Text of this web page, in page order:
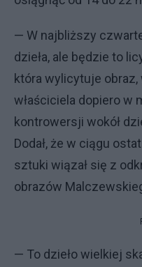
— W najbliższy
dzieła, ale będzie to
która wylicytuje
właściciela dopiero w
kontrowersji wokół
Dodał, że w ciągu
sztuki wiązał się z
obrazów
— To dzieło wielkiej